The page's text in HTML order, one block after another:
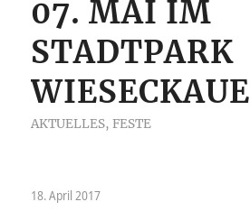
07. MAI IM
STADTPARK
WIESECKAUE
AKTUELLES, FESTE
18. April 2017